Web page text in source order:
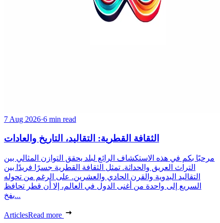
7 Aug 2026·6 min read
الثقافة القطرية: التقاليد، التاريخ والعادات
مرحبًا بكم في هذه الاستكشاف الرائع لبلد يحقق التوازن المثالي بين
التراث العريق والحداثة. تمثل الثقافة القطرية جسرًا فريدًا بين
التقاليد البدوية والقرن الحادي والعشرين. على الرغم من تحوله
السريع إلى واحدة من أغنى الدول في العالم، إلا أن قطر تحافظ
بفخ...
ArticlesRead more